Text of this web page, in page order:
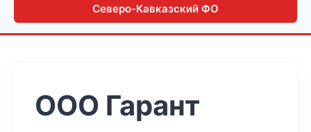
Северо-Кавказский ФО
ООО Гарант